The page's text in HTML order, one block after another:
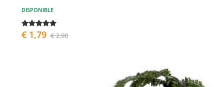
DISPONIBLE
€ 1,79 € 2,90